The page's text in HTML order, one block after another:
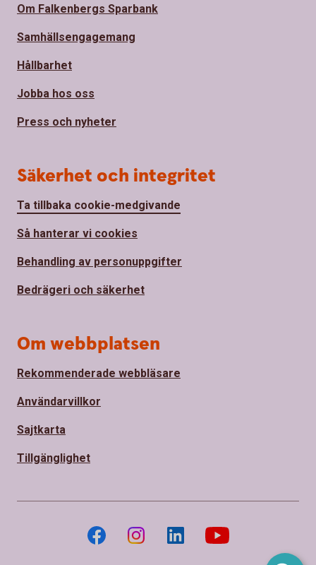
Om Falkenbergs Sparbank
Samhällsengagemang
Hållbarhet
Jobba hos oss
Press och nyheter
Säkerhet och integritet
Ta tillbaka cookie-medgivande
Så hanterar vi cookies
Behandling av personuppgifter
Bedrägeri och säkerhet
Om webbplatsen
Rekommenderade webbläsare
Användarvillkor
Sajtkarta
Tillgänglighet